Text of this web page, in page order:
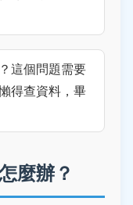
這個問題需要
得查資料，畢
麼辦？